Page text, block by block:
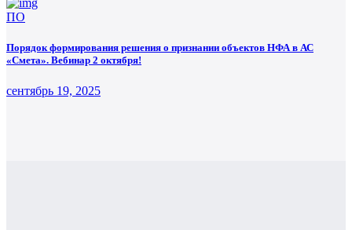
ПО
Порядок формирования решения о признании объектов НФА в АС
«Смета». Вебинар 2 октября!
сентябрь 19, 2025